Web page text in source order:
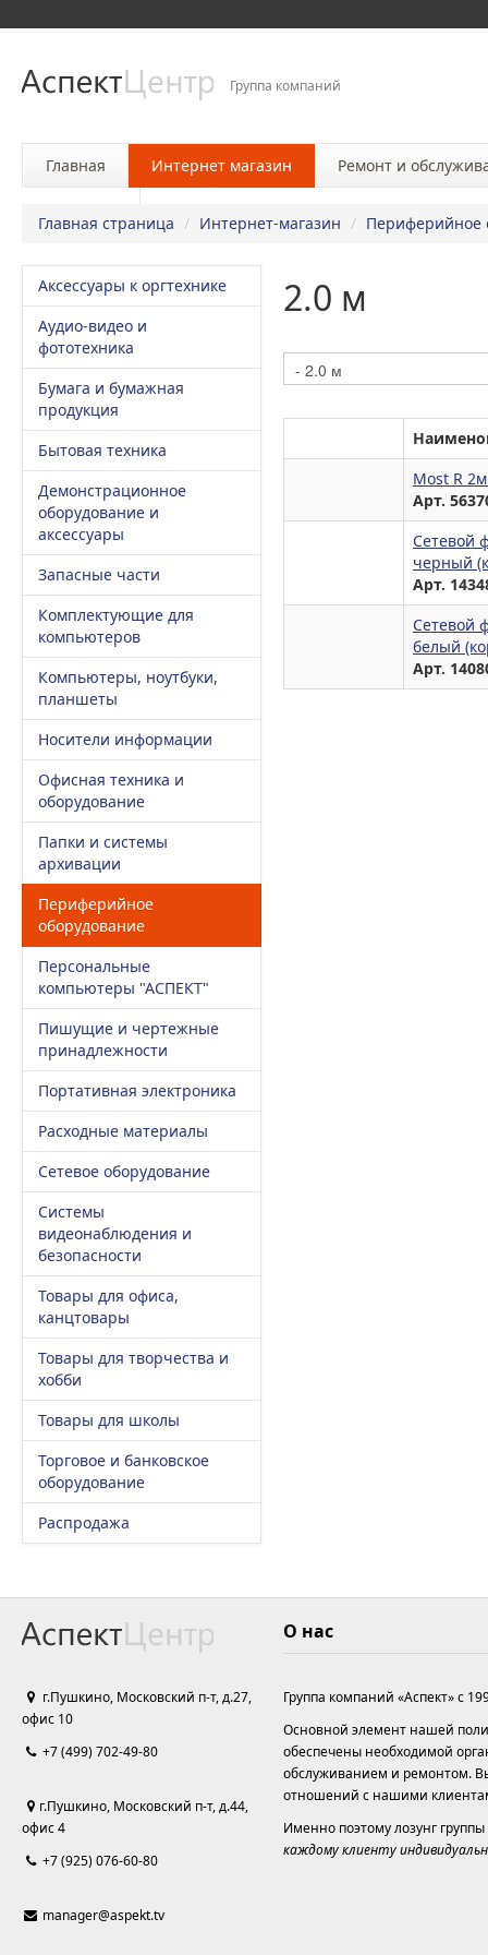
Группа компаний
Главная Интернет магазин Ремонт и
Главная страница / Интернет-магазин / Периферийное
Аксессуары к оргтехнике
Аудио-видео и
фототехника
Бумага и бумажная
продукция
Бытовая техника
Демонстрационное
оборудование и
аксессуары
Запасные части
Комплектующие для
компьютеров
Компьютеры, ноутбуки,
планшеты
Носители информации
Офисная техника и
оборудование
Папки и системы
архивации
Периферийное
оборудование
Персональные
компьютеры "АСПЕКТ"
Пишущие и чертежные
принадлежности
Портативная электроника
Расходные материалы
Сетевое оборудование
Системы
видеонаблюдения и
безопасности
Товары для офиса,
канцтовары
Товары для творчества и
хобби
Товары для школы
Торговое и банковское
оборудование
Распродажа
2.0 м
Most R
Арт.
Сетевой
черный
Арт.
Сетевой
белый
Арт.
г.Пушкино, Московский п-т, д.27,
офис 10
+7 (499) 702-49-80
г.Пушкино, Московский п-т, д.44,
офис 4
+7 (925) 076-60-80
manager@aspekt.tv
О нас
Группа компаний «Аспект» с
Основной элемент нашей
обеспечены необходимой
обслуживанием и ремонтом.
отношений с нашими
Именно поэтому лозунг
каждому клиенту